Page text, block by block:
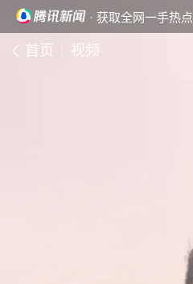
· 获取全网一手热点
首页 视频